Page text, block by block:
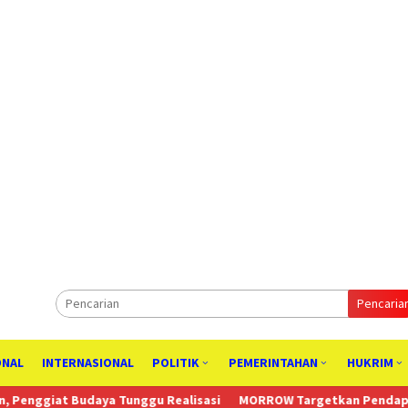
INTERNASIONAL POLITIK PEMERINTAHAN HUKRIM
Tunggu Realisasi MORROW Targetkan Pendapatan Tahunan